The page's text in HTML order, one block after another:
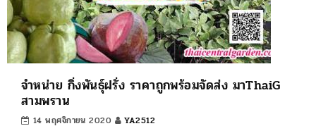
จำหน่าย กิ่งพันธุ์ฝรั่ง ราคาถูกพร้อมจัดส่ง มาThaiG
สามพราน
14 พฤศจิกายน 2020 YA2512